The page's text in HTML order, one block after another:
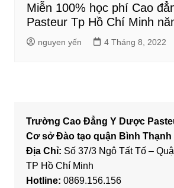
Miễn 100% học phí Cao
Pasteur Tp Hồ Chí Minh
nguyen yến 4 Tháng 8, 2022
Trường Cao Đẳng Y Dược
Cơ sở Đào tạo quận Bình Thạnh
Địa Chỉ: Số 37/3 Ngô Tất Tố –
TP Hồ Chí Minh
Hotline: 0869.156.156